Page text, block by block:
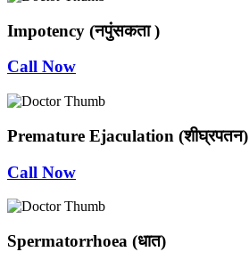
Impotency (नपुंसकता )
Call Now
Premature Ejaculation (शीघ्रपतन)
Call Now
Spermatorrhoea (धात)